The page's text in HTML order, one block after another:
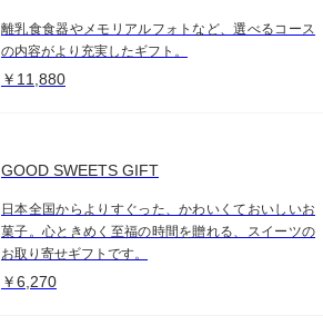
離乳食食器やメモリアルフォトなど、選べるコース
の内容がより充実したギフト。
￥11,880
GOOD SWEETS GIFT
日本全国からよりすぐった、かわいくておいしいお
菓子。心ときめく至福の時間を贈れる、スイーツの
お取り寄せギフトです。
￥6,270